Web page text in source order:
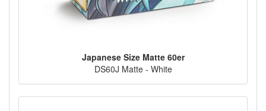
Japanese Size Matte 60er
DS60J Matte - White